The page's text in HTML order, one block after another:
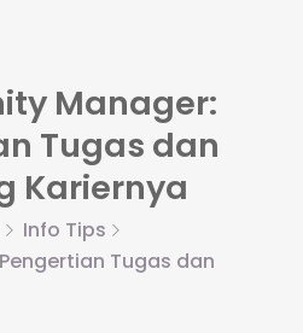
Manager:
Tugas dan
Kariernya
Info Tips
Tugas dan